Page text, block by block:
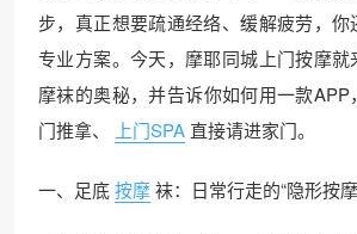
步，真正想要疏通经络、缓解疲劳，
专业方案。今天，摩耶同城上门按摩
摩袜的奥秘，并告诉你如何用一款
门推拿、
上门SPA 直接请进家门。
一、足底按摩袜：日常行走的“隐形按